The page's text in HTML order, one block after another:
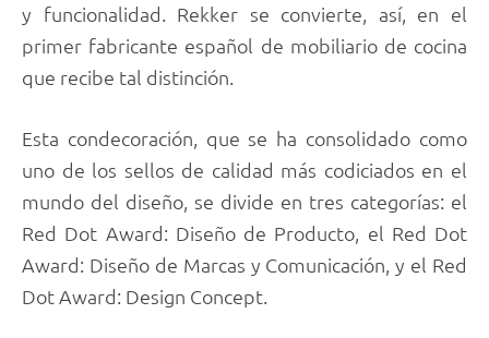
y funcionalidad. Rekker se convierte, así, en el
primer fabricante español de mobiliario de cocina
que recibe tal distinción.
Esta condecoración, que se ha consolidado como
uno de los sellos de calidad más codiciados en el
mundo del diseño, se divide en tres categorías: el
Red Dot Award: Diseño de Producto, el Red Dot
Award: Diseño de Marcas y Comunicación, y el Red
Dot Award: Design Concept.